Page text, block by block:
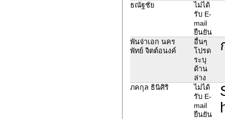
ธณัฐชัย
ไม่ได้
รับ E-
mail
ยืนยัน
พันจ่าเอก นคร
พัทย์ จิตต์อนงค์
อื่นๆ
โปรด
ระบุ
ด้าน
ล่าง
ภคกุล ธินิศิริ
ไม่ได้
รับ E-
mail
ยืนยัน